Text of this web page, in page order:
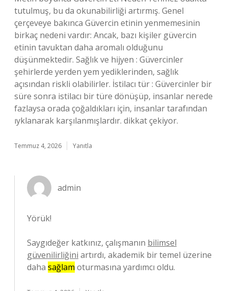
tutulmuş, bu da okunabilirliği artırmış. Genel
çerçeveye bakınca Güvercin etinin yenmemesinin
birkaç nedeni vardır: Ancak, bazı kişiler güvercin
etinin tavuktan daha aromalı olduğunu
düşünmektedir. Sağlık ve hijyen : Güvercinler
şehirlerde yerden yem yediklerinden, sağlık
açısından riskli olabilirler. İstilacı tür : Güvercinler bir
süre sonra istilacı bir türe dönüşüp, insanlar nerede
fazlaysa orada çoğaldıkları için, insanlar tarafından
ıyklanarak karşılanmışlardır. dikkat çekiyor.
Temmuz 4, 2026 Yanıtla
admin
Yörük!
Saygıdeğer katkınız, çalışmanın bilimsel
güvenilirliğini artırdı, akademik bir temel üzerine
daha sağlam oturmasına yardımcı oldu.